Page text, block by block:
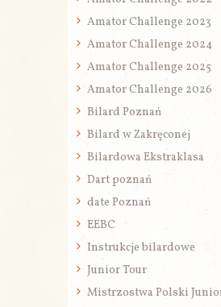
Amator Challenge 2023
Amator Challenge 2024
Amator Challenge 2025
Amator Challenge 2026
Bilard Poznań
Bilard w Zakręconej
Bilardowa Ekstraklasa
Dart poznań
date Poznań
EEBC
Instrukcje bilardowe
Junior Tour
Mistrzostwa Polski